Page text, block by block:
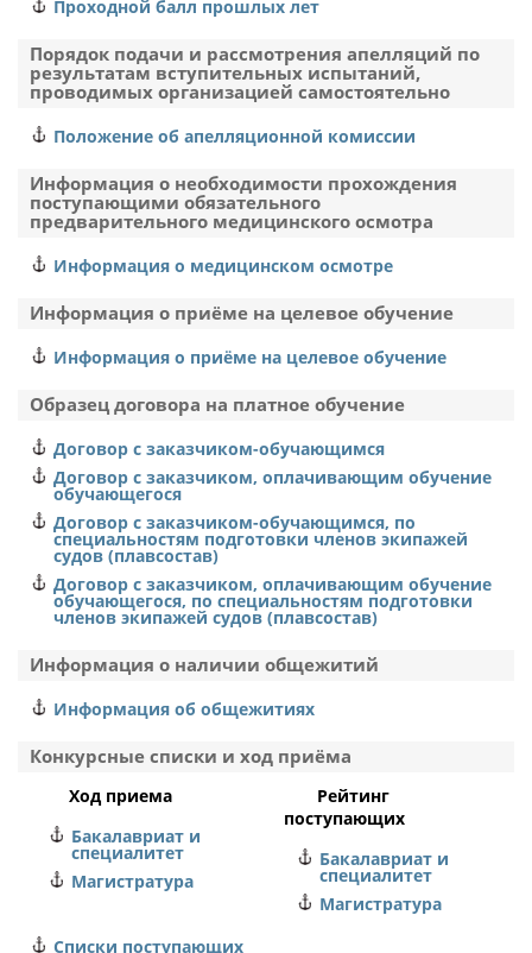
Проходной балл прошлых лет
Порядок подачи и рассмотрения апелляций по
результатам вступительных испытаний,
проводимых организацией самостоятельно
Положение об апелляционной комиссии
Информация о необходимости прохождения
поступающими обязательного
предварительного медицинского осмотра
Информация о медицинском осмотре
Информация о приёме на целевое обучение
Информация о приёме на целевое обучение
Образец договора на платное обучение
Договор с заказчиком-обучающимся
Договор с заказчиком, оплачивающим обучение
обучающегося
Договор с заказчиком-обучающимся, по
специальностям подготовки членов экипажей
судов (плавсостав)
Договор с заказчиком, оплачивающим обучение
обучающегося, по специальностям подготовки
членов экипажей судов (плавсостав)
Информация о наличии общежитий
Информация об общежитиях
Конкурсные списки и ход приёма
Ход приема
Бакалавриат и
специалитет
Магистратура
Рейтинг
поступающих
Бакалавриат и
специалитет
Магистратура
Списки поступающих